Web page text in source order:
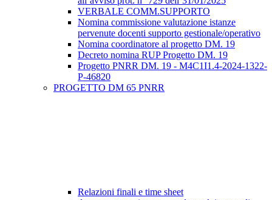
VERBALE COMM.SUPPORTO
Nomina commissione valutazione istanze
pervenute docenti supporto gestionale/operativo
Nomina coordinatore al progetto DM. 19
Decreto nomina RUP Progetto DM. 19
Progetto PNRR DM. 19 - M4C1I1.4-2024-1322-
P-46820
PROGETTO DM 65 PNRR
Relazioni finali e time sheet